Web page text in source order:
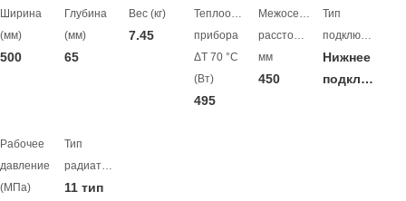
Ширина
(мм)
500
Глубина
(мм)
65
Вес (кг)
7.45
Теплоотдача
прибора
ΔT 70 °C
(Вт)
495
Межосевое
расстояние,
мм
450
Тип
подключения
Нижнее
подключение
Рабочее
давление
(МПа)
Тип
радиатора
11 тип